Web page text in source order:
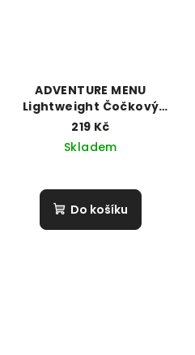
ADVENTURE MENU
Lightweight Čočkový
Dhal (116g / 525g)
219 Kč
Skladem
Do košíku